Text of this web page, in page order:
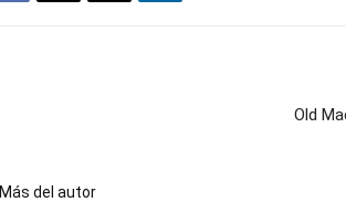
Old
Más del autor